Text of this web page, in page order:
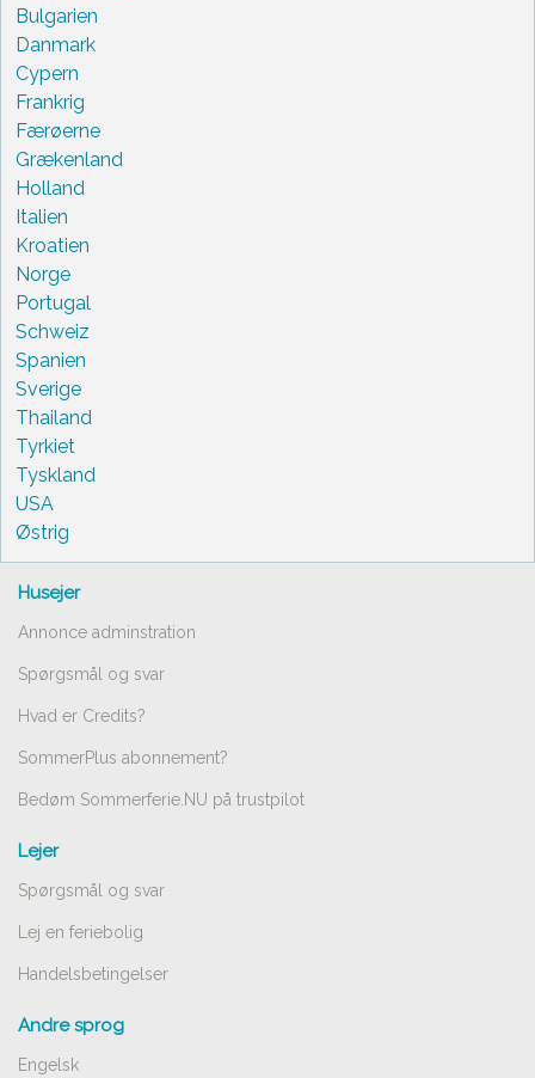
Bulgarien
Danmark
Cypern
Frankrig
Færøerne
Grækenland
Holland
Italien
Kroatien
Norge
Portugal
Schweiz
Spanien
Sverige
Thailand
Tyrkiet
Tyskland
USA
Østrig
Husejer
Annonce adminstration
Spørgsmål og svar
Hvad er Credits?
SommerPlus abonnement?
Bedøm Sommerferie.NU på trustpilot
Lejer
Spørgsmål og svar
Lej en feriebolig
Handelsbetingelser
Andre sprog
Engelsk